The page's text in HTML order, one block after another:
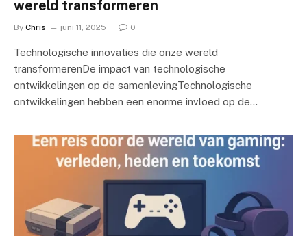
wereld transformeren
By Chris juni 11, 2025 0
Technologische innovaties die onze wereld
transformerenDe impact van technologische
ontwikkelingen op de samenlevingTechnologische
ontwikkelingen hebben een enorme invloed op de…